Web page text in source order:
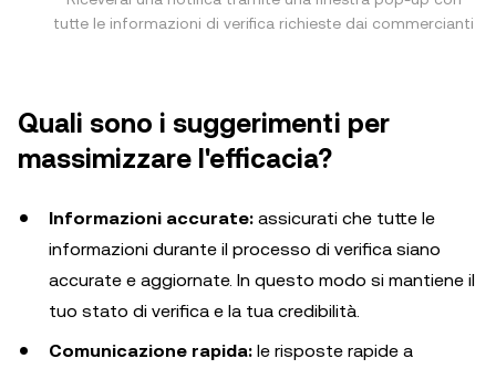
tutte le informazioni di verifica richieste dai commercianti
Quali sono i suggerimenti per
massimizzare l'efficacia?
Informazioni accurate: assicurati che tutte le
informazioni durante il processo di verifica siano
accurate e aggiornate. In questo modo si mantiene il
tuo stato di verifica e la tua credibilità.
Comunicazione rapida: le risposte rapide a